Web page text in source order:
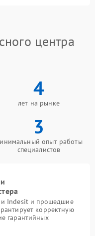
центра
4
лет на рынке
3
опыт работы
специалистов
Indesit и прошедшие
корректную
гарантийных